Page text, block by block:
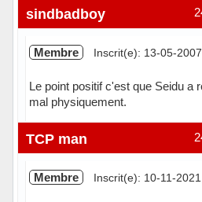
Hors ligne
sindbadboy
Membre Inscrit(e): 13-05-2007
Le point positif c'est que Seidu a
mal physiquement.
Hors ligne
TCP man
Membre Inscrit(e): 10-11-2021